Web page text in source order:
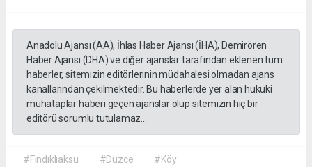
Anadolu Ajansı (AA), İhlas Haber Ajansı (İHA), Demirören
Haber Ajansı (DHA) ve diğer ajanslar tarafından eklenen tüm
haberler, sitemizin editörlerinin müdahalesi olmadan ajans
kanallarından çekilmektedir. Bu haberlerde yer alan hukuki
muhataplar haberi geçen ajanslar olup sitemizin hiç bir
editörü sorumlu tutulamaz...
#Fındıklıaksu #Düzce #Köy